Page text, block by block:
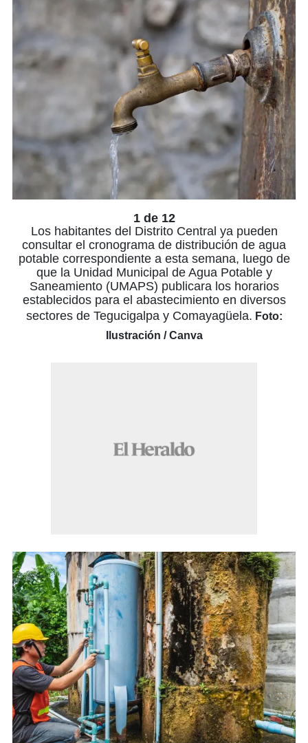
1 de 12
Los habitantes del Distrito Central ya pueden
consultar el cronograma de distribución de agua
potable correspondiente a esta semana, luego de
que la Unidad Municipal de Agua Potable y
Saneamiento (UMAPS) publicara los horarios
establecidos para el abastecimiento en diversos
sectores de Tegucigalpa y Comayagüela. Foto:
Ilustración / Canva